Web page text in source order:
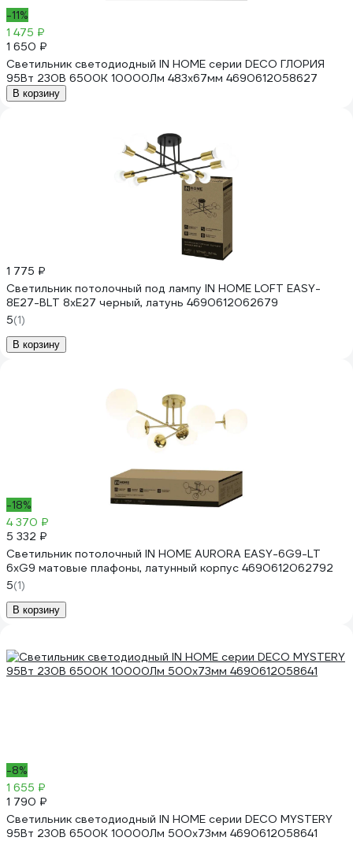
-11%
1 475 ₽
1 650 ₽
Светильник светодиодный IN HOME серии DECO ГЛОРИЯ
95Вт 230В 6500К 10000Лм 483x67мм 4690612058627
В корзину
1 775 ₽
Светильник потолочный под лампу IN HOME LOFT EASY-
8E27-BLT 8хЕ27 черный, латунь 4690612062679
5(1)
В корзину
-18%
4 370 ₽
5 332 ₽
Светильник потолочный IN HOME AURORA EASY-6G9-LT
6xG9 матовые плафоны, латунный корпус 4690612062792
5(1)
В корзину
-8%
1 655 ₽
1 790 ₽
Светильник светодиодный IN HOME серии DECO MYSTERY
95Вт 230В 6500К 10000Лм 500x73мм 4690612058641